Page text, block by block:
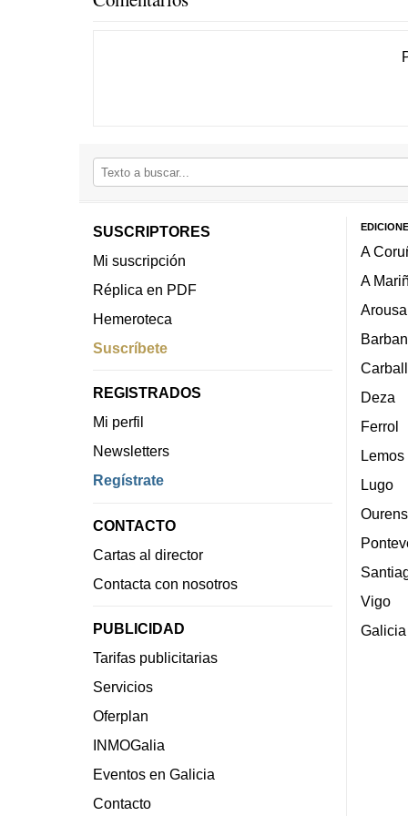
SUSCRIPTORES
Mi suscripción
Réplica en PDF
Hemeroteca
Suscríbete
REGISTRADOS
Mi perfil
Newsletters
Regístrate
CONTACTO
Cartas al director
Contacta con nosotros
PUBLICIDAD
Tarifas publicitarias
Servicios
Oferplan
INMOGalia
Eventos en Galicia
Contacto
A
A
Arousa
Deza
Ferrol
Lemos
Lugo
Vigo